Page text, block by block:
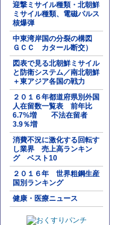
迎撃ミサイル種類・北朝鮮
ミサイル種類、電磁パルス
核爆弾
中東湾岸国の分裂の構図
ＧＣＣ カタール断交）
図表で見る北朝鮮ミサイル
と防衛システム／南北朝鮮
＋東アジア各国の戦力
２０１６年都道府県別外国
人在留数一覧表 前年比
6.7%増 不法在留者
3.9％増
消費不況に激化する回転す
し業界 売上高ランキン
グ ベスト10
２０１６年 世界粗鋼生産
国別ランキング
健康・医療ニュース